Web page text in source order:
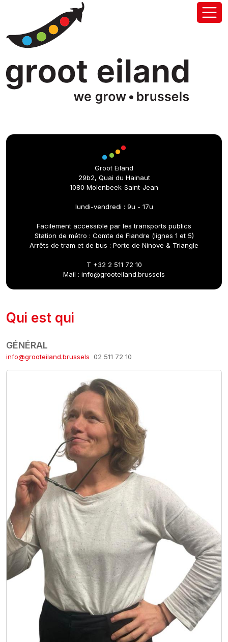
Groot Eiland
29b2, Quai du Hainaut
1080 Molenbeek-Saint-Jean
lundi-vendredi : 9u - 17u
Facilement accessible par les transports publics
Station de métro : Comte de Flandre (lignes 1 et 5)
Arrêts de tram et de bus : Porte de Ninove & Triangle
T +32 2 511 72 10
Mail : info@grooteiland.brussels
Qui est qui
GÉNÉRAL
info@grooteiland.brussels 02 511 72 10